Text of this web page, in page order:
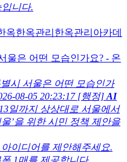
니다.
옥한옥관리 한옥관리아카데
시 서울은 어떤 모습인가
08-05 20:23:17 [행정] AI
일까지 상상대로 서울에서
’을 위한 시민 정책 제안을
이디어를 제안해주세요.
1매를 제공합니다.